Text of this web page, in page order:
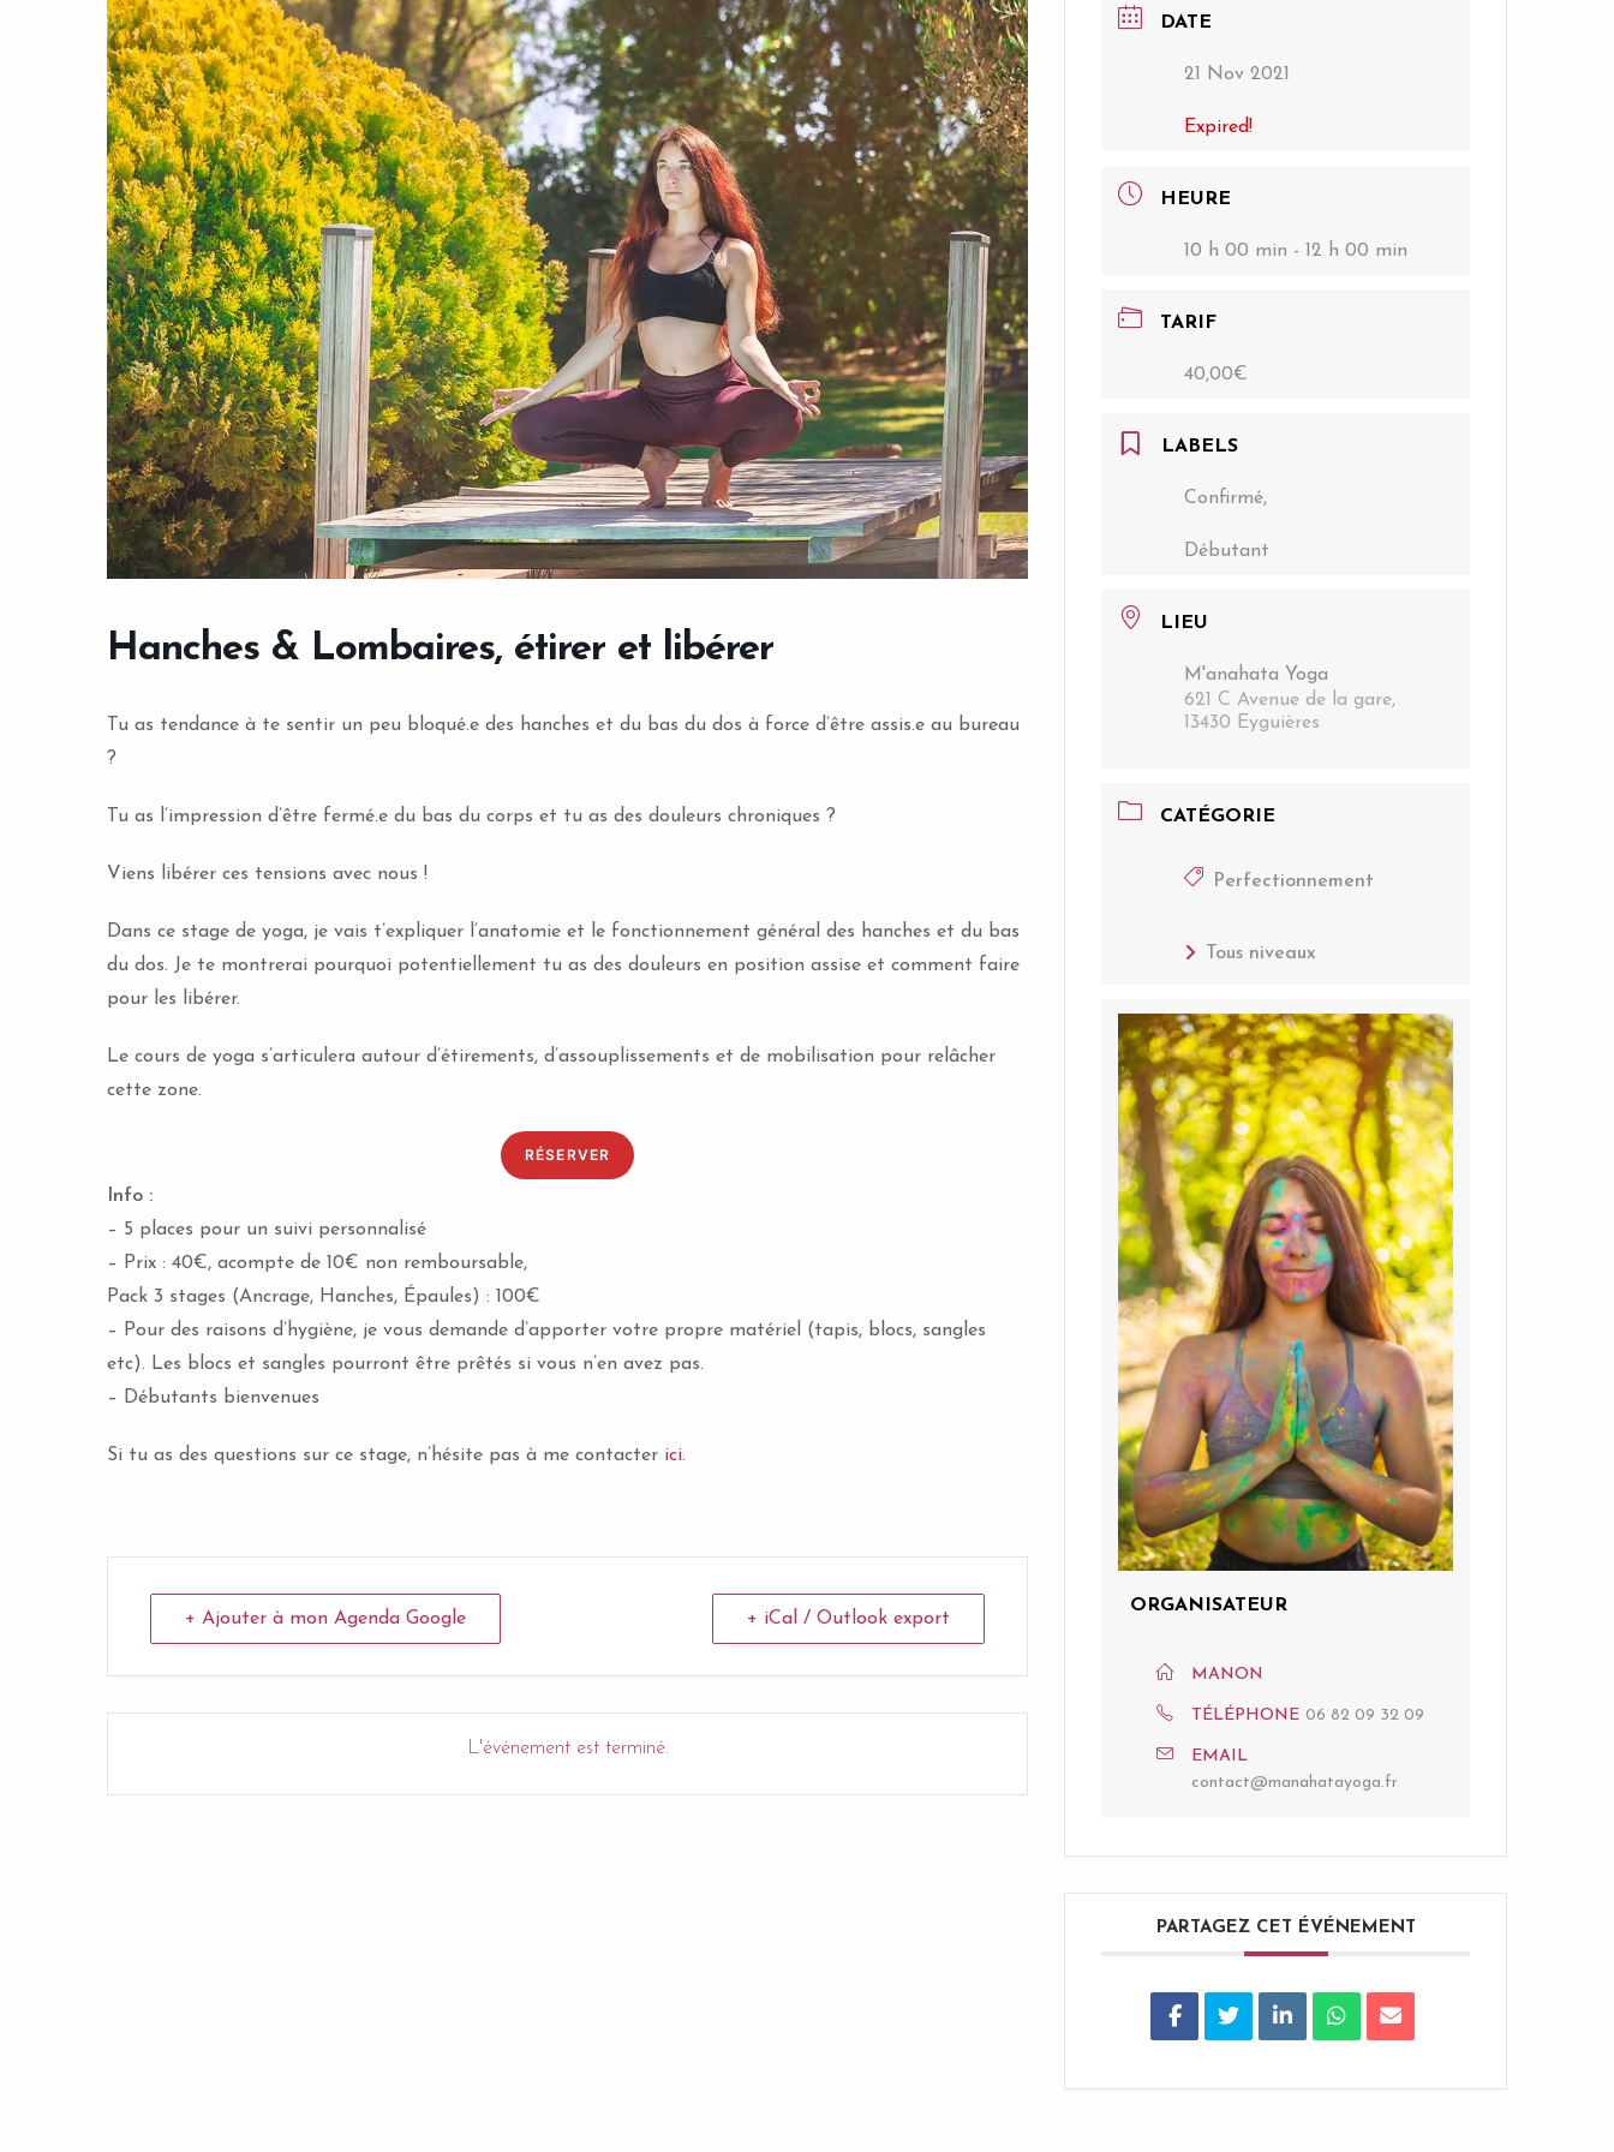
Hanches & Lombaires, étirer et libérer
Tu as tendance à te sentir un peu bloqué.e des hanches et du bas du dos à force d’être assis.e au bureau
?
Tu as l’impression d’être fermé.e du bas du corps et tu as des douleurs chroniques ?
Viens libérer ces tensions avec nous !
Dans ce stage de yoga, je vais t’expliquer l’anatomie et le fonctionnement général des hanches et du bas
du dos. Je te montrerai pourquoi potentiellement tu as des douleurs en position assise et comment faire
pour les libérer.
Le cours de yoga s’articulera autour d’étirements, d’assouplissements et de mobilisation pour relâcher
cette zone.
RÉSERVER
Info :
– 5 places pour un suivi personnalisé
– Prix : 40€, acompte de 10€ non remboursable,
Pack 3 stages (Ancrage, Hanches, Épaules) : 100€
– Pour des raisons d’hygiène, je vous demande d’apporter votre propre matériel (tapis, blocs, sangles
etc). Les blocs et sangles pourront être prêtés si vous n’en avez pas.
– Débutants bienvenues
Si tu as des questions sur ce stage, n’hésite pas à me contacter ici.
+ Ajouter à mon Agenda Google + iCal / Outlook export
L'événement est terminé.
DATE
21 Nov 2021
Expired!
HEURE
10 h 00 min - 12 h 00 min
TARIF
40,00€
LABELS
Confirmé,
Débutant
LIEU
M'anahata Yoga
621 C Avenue de la gare,
13430 Eyguières
CATÉGORIE
Perfectionnement
Tous niveaux
ORGANISATEUR
MANON
TÉLÉPHONE 06 82 09 32 09
EMAIL
contact@manahatayoga.fr
PARTAGEZ CET ÉVÉNEMENT